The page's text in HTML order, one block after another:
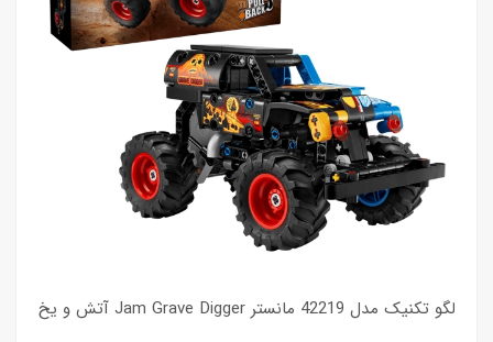
لگو تکنیک مدل 42219 مانستر Jam Grave Digger آتش و یخ